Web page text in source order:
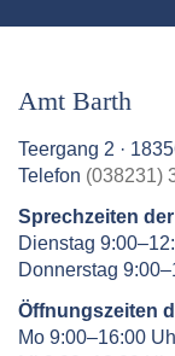
Amt Barth
Teergang 2 ·
Telefon (038231)
Sprechzeiten
Dienstag
Donnerstag
Öffnungszeiten
Mo 9:00–16:00